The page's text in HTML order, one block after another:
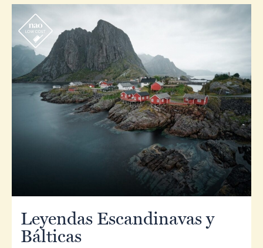
r
Leyendas Escandinavas y
Bálticas